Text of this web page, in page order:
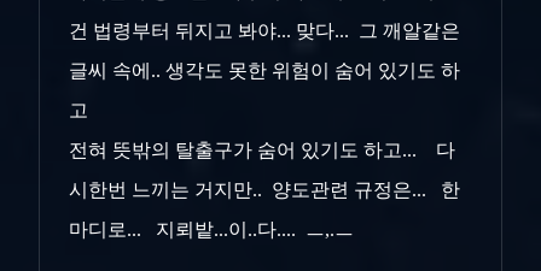
건 법령부터 뒤지고 봐야... 맞다... 그 깨알같은
글씨 속에.. 생각도 못한 위험이 숨어 있기도 하
고
전혀 뜻밖의 탈출구가 숨어 있기도 하고... 다
시한번 느끼는 거지만.. 양도관련 규정은... 한
마디로... 지뢰밭...이..다.... ㅡ,.ㅡ